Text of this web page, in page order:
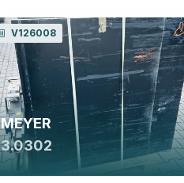
V126008
MEYER
3.0302